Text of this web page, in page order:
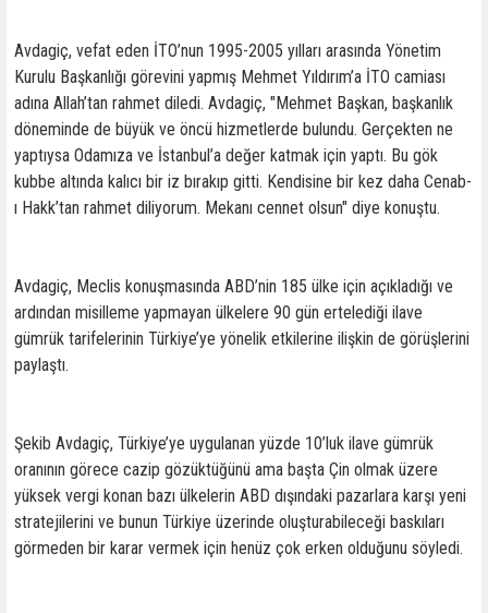
Avdagiç, vefat eden İTO’nun 1995-2005 yılları arasında Yönetim
Kurulu Başkanlığı görevini yapmış Mehmet Yıldırım’a İTO camiası
adına Allah’tan rahmet diledi. Avdagiç, "Mehmet Başkan, başkanlık
döneminde de büyük ve öncü hizmetlerde bulundu. Gerçekten ne
yaptıysa Odamıza ve İstanbul’a değer katmak için yaptı. Bu gök
kubbe altında kalıcı bir iz bırakıp gitti. Kendisine bir kez daha Cenab-
ı Hakk’tan rahmet diliyorum. Mekanı cennet olsun" diye konuştu.
Avdagiç, Meclis konuşmasında ABD’nin 185 ülke için açıkladığı ve
ardından misilleme yapmayan ülkelere 90 gün ertelediği ilave
gümrük tarifelerinin Türkiye’ye yönelik etkilerine ilişkin de görüşlerini
paylaştı.
Şekib Avdagiç, Türkiye’ye uygulanan yüzde 10’luk ilave gümrük
oranının görece cazip gözüktüğünü ama başta Çin olmak üzere
yüksek vergi konan bazı ülkelerin ABD dışındaki pazarlara karşı yeni
stratejilerini ve bunun Türkiye üzerinde oluşturabileceği baskıları
görmeden bir karar vermek için henüz çok erken olduğunu söyledi.